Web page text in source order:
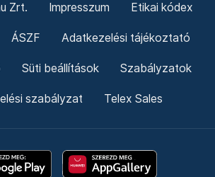
Zrt. Impresszum Etikai kódex
ÁSZF Adatkezelési tájékoztató
Süti beállítások Szabályzatok
szabályzat Telex Sales